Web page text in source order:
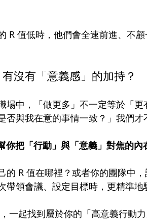
R 值低時，他們會全速前進、不
沒有「意義感」的加持？
場中，「做更多」不一定等於「
否與我在意的事情一致？」我們
你把「行動」與「意義」對焦的內
的 R 值在哪裡？或者你的團隊中
帶領會議、設定目標時，更精準地
一起找到屬於你的「高意義行動力